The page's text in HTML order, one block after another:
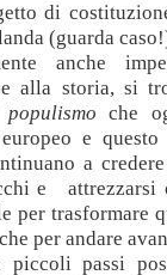
di
(guarda
anche
alla storia, si
che
e
a
e attrezzarsi
per trasformare
per andare
piccoli passi